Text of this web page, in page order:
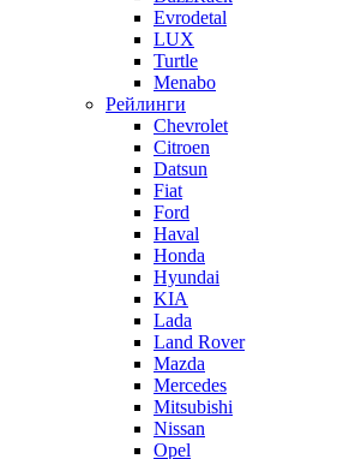
Evrodetal
LUX
Turtle
Menabo
Рейлинги
Chevrolet
Citroen
Datsun
Fiat
Ford
Haval
Honda
Hyundai
KIA
Lada
Land Rover
Mazda
Mercedes
Mitsubishi
Nissan
Opel